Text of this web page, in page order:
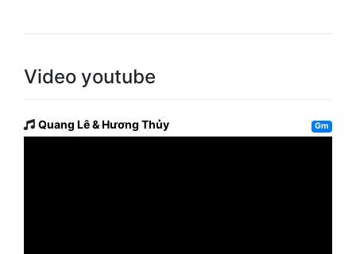
Video youtube
Quang Lê & Hương Thủy Gm